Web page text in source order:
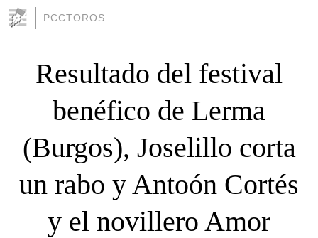
PCCTOROS
Resultado del festival
benéfico de Lerma
(Burgos), Joselillo corta
un rabo y Antoón Cortés
y el novillero Amor